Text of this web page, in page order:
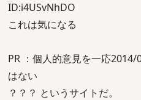
ID:i4USvNhDO
これは気になる
PR ：個人的意見を一応
はない
？？？ というサイトだ。